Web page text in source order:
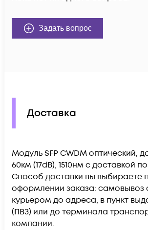
Задать вопрос
Доставка
Модуль SFP CWDM оптический,
60км (17dB), 1510нм c доставкой
Способ доставки вы выбираете
оформлении заказа: самовывоз
курьером до адреса, в пункт
(ПВЗ) или до терминала
компании.